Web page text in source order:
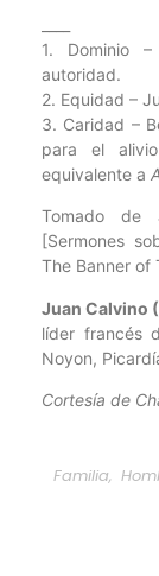
1. Dominio
autoridad.
2. Equidad –
3. Caridad –
para el
equivalente a
Tomado de
[Sermones
The Banner of
Juan Calvino
líder francés
Noyon,
Cortesía de
Familia,